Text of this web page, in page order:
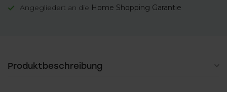
Angegliedert an die Home Shopping Garantie
Produktbeschreibung